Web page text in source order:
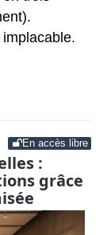
En accès libre
:
grâce